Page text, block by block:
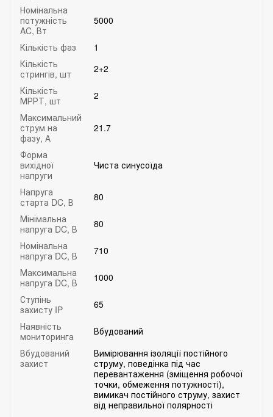
Номінальна
потужність
AC, Вт
5000
Кількість фаз
1
Кількість
стрингів, шт
2+2
Кількість
МРРТ, шт
2
Максимальний
струм на
фазу, А
21.7
Форма
вихідної
напруги
Чиста синусоїда
Напруга
старта DC, В
80
Мінімальна
напруга DC, В
80
Номінальна
напруга DC, В
710
Максимальна
напруга DC, В
1000
Ступінь
захисту IP
65
Наявність
мониторинга
Вбудований
Вбудований
захист
Вимірювання ізоляції постійного
струму, поведінка під час
перевантаження (зміщення робочої
точки, обмеження потужності),
вимикач постійного струму, захист
від неправильної полярності